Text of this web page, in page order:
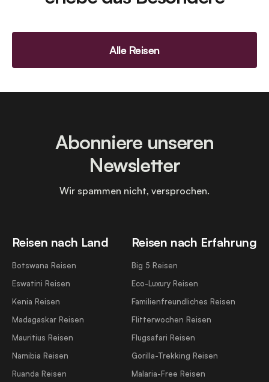
Alle Reisen
Reisen nach Land
Botswana Reisen
Eswatini Reisen
Kenia Reisen
Madagaskar Reisen
Mauritius Reisen
Namibia Reisen
Ruanda Reisen
Reisen nach Erfahrung
Big 5 Reisen
Eco-Luxury Reisen
Familienfreundliches Reisen
Flitterwochen Reisen
Flugsafari Reisen
Gorilla-Trekking Reisen
Malaria-Free Reisen
Abonniere unseren
Newsletter
Wir spammen nicht, versprochen.